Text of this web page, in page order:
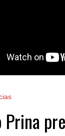
Prina